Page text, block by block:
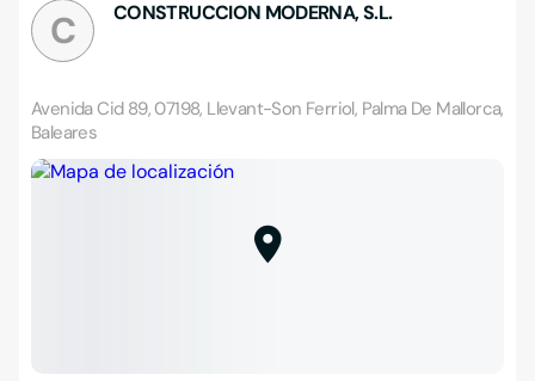
C CONSTRUCCION MODERNA, S.L.
Avenida Cid 89, 07198, Llevant-Son Ferriol, Palma De Mallorca,
Baleares